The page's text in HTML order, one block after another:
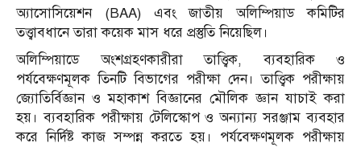
অ্যাসোসিয়েশন (BAA) এবং জাতীয় অলিম্পিয়াড কমিটির
তত্ত্বাবধানে তারা কয়েক মাস ধরে প্রস্তুতি নিয়েছিল।
অলিম্পিয়াডে অংশগ্রহণকারীরা তাত্ত্বিক, ব্যবহারিক ও
পর্যবেক্ষণমূলক তিনটি বিভাগের পরীক্ষা দেন। তাত্ত্বিক পরীক্ষায়
জ্যোতির্বিজ্ঞান ও মহাকাশ বিজ্ঞানের মৌলিক জ্ঞান যাচাই করা
হয়। ব্যবহারিক পরীক্ষায় টেলিস্কোপ ও অন্যান্য সরঞ্জাম ব্যবহার
করে নির্দিষ্ট কাজ সম্পন্ন করতে হয়। পর্যবেক্ষণমূলক পরীক্ষায়